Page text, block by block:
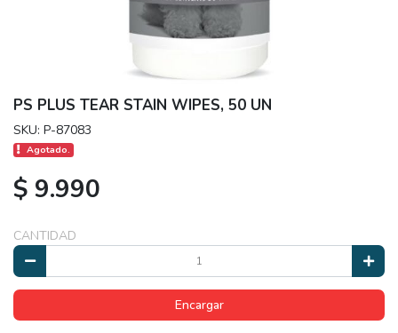
PS PLUS TEAR STAIN WIPES, 50 UN
SKU: P-87083
Agotado.
$ 9.990
CANTIDAD
Encargar